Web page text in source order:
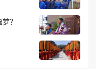
？